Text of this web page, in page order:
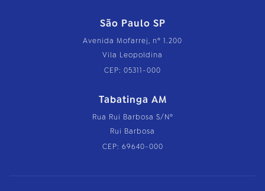
São Paulo SP
Avenida Mofarrej, nº 1.200
Vila Leopoldina
CEP: 05311-000
Tabatinga AM
Rua Rui Barbosa S/Nº
Rui Barbosa
CEP: 69640-000